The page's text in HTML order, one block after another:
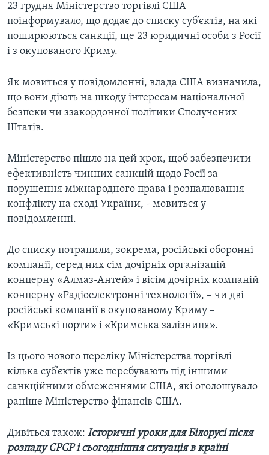
23 грудня Міністерство торгівлі США
поінформувало, що додає до списку суб’єктів, на які
поширюються санкції, ще 23 юридичні особи з Росії
і з окупованого Криму.
Як мовиться у повідомленні, влада США визначила,
що вони діють на шкоду інтересам національної
безпеки чи ззакордонної політики Сполучених
Штатів.
Міністерство пішло на цей крок, щоб забезпечити
ефективність чинних санкцій щодо Росії за
порушення міжнародного права і розпалювання
конфлікту на сході України, - мовиться у
повідомленні.
До списку потрапили, зокрема, російські оборонні
компанії, серед них сім дочірніх організацій
концерну «Алмаз-Антей» і вісім дочірніх компаній
концерну «Радіоелектронні технології», – чи дві
російські компанії в окупованому Криму –
«Кримські порти» і «Кримська залізниця».
Із цього нового переліку Міністерства торгівлі
кілька суб’єктів уже перебувають під іншими
санкційними обмеженнями США, які оголошувало
раніше Міністерство фінансів США.
Дивіться також: Історичні уроки для Білорусі після
розпаду СРСР і сьогоднішня ситуація в країні